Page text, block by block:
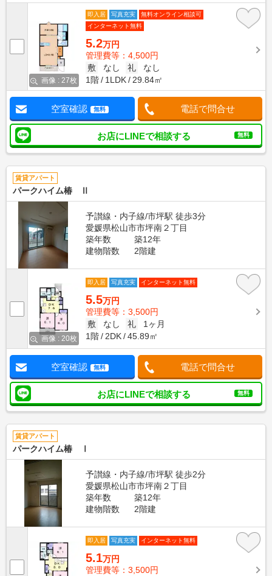
画像 : 27枚
即入居 写真充実
無料オンライン相談可
インターネット無料
5.2万円
管理費等：4,500円
敷
なし 礼
なし
1階
1LDK 29.84㎡
空室確認 無料 電話で問合せ
お店にLINEで相談する 無料
賃貸アパート
パークハイム椿 Ⅱ
予讃線・内子線/市坪駅 徒歩3分
愛媛県松山市市坪南２丁目
築年数
築12年
建物階数
2階建
画像 : 20枚
即入居 写真充実 インターネット無料
5.5万円
管理費等：3,500円
敷
なし 礼
1ヶ月
1階
2DK 45.89㎡
空室確認 無料 電話で問合せ
お店にLINEで相談する 無料
賃貸アパート
パークハイム椿 Ⅰ
予讃線・内子線/市坪駅 徒歩2分
愛媛県松山市市坪南２丁目
築年数
築12年
建物階数
2階建
即入居 写真充実 インターネット無料
5.1万円
管理費等：3,500円